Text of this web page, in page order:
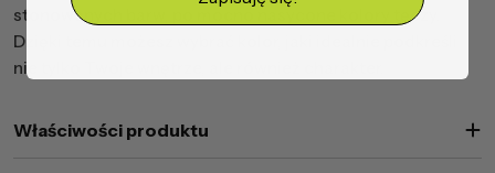
stonowanych barw, po mocno nasycone kolory tęczy.
Dzięki temu możesz wybrać kolor, jaki idealnie podkreśli
nie tylko Twoje wnętrze, ale również charakter.
Właściwości produktu